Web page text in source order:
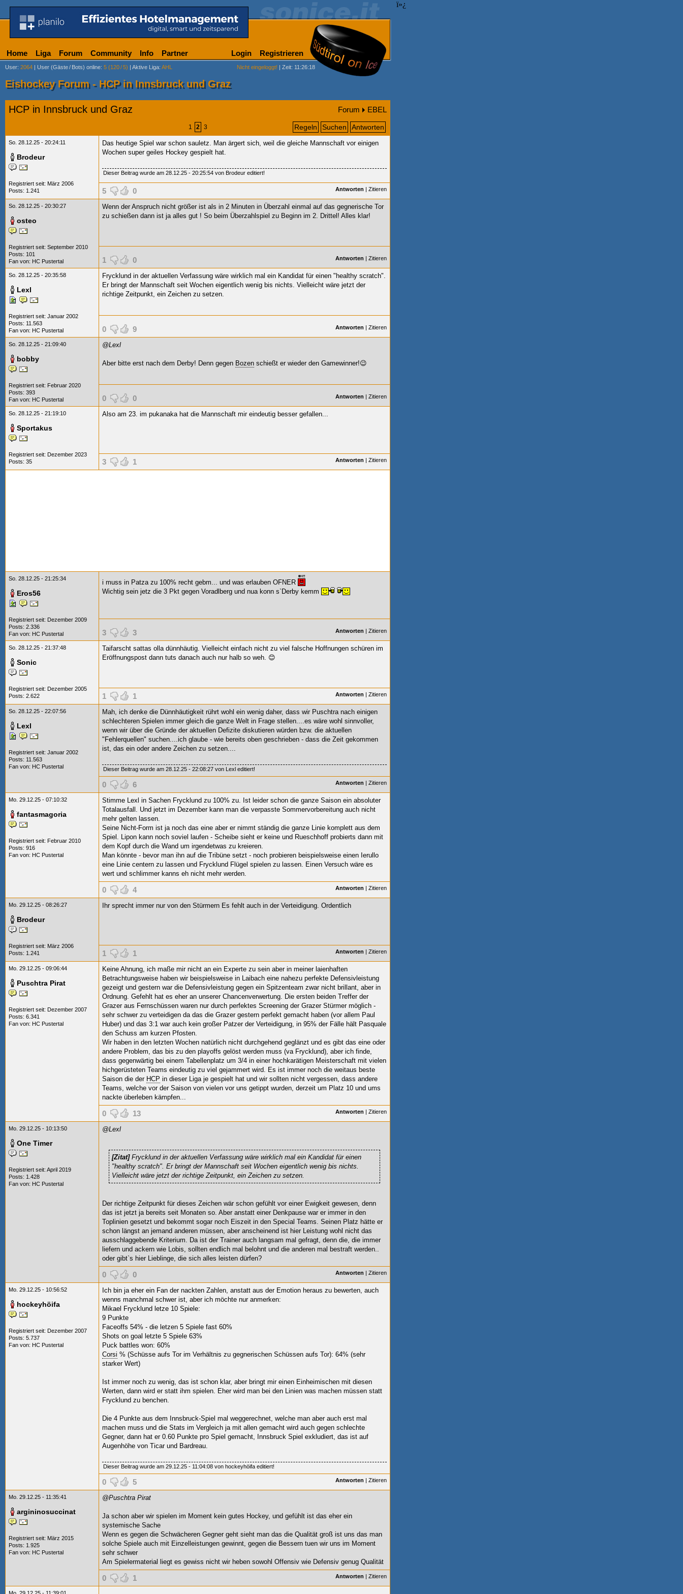
ï»¿
Home Liga Forum Community Info Partner Login Registrieren
User: 2064 | User (Gäste/ Bots) online: 5 (120/5) | Aktive Liga: AHL Nicht eingeloggt! | Zeit: 11:26:18
Eishockey Forum - HCP in Innsbruck und Graz
HCP in Innsbruck und Graz Forum EBEL
1 2 3 Regeln Suchen Antworten
So. 28.12.25 - 20:24:11
Brodeur
Registriert seit: März 2006
Posts: 1.241
Das heutige Spiel war schon sauletz. Man ärgert sich, weil die gleiche Mannschaft vor einigen
Wochen super geiles Hockey gespielt hat.
Dieser Beitrag wurde am 28.12.25 - 20:25:54 von Brodeur editiert!
5 0 Antworten | Zitieren
So. 28.12.25 - 20:30:27
osteo
Registriert seit: September 2010
Posts: 101
Fan von: HC Pustertal
Wenn der Anspruch nicht größer ist als in 2 Minuten in Überzahl einmal auf das gegnerische Tor
zu schießen dann ist ja alles gut ! So beim Überzahlspiel zu Beginn im 2. Drittel! Alles klar!
1 0 Antworten | Zitieren
So. 28.12.25 - 20:35:58
Lexl
Registriert seit: Januar 2002
Posts: 11.563
Fan von: HC Pustertal
Frycklund in der aktuellen Verfassung wäre wirklich mal ein Kandidat für einen "healthy scratch".
Er bringt der Mannschaft seit Wochen eigentlich wenig bis nichts. Vielleicht wäre jetzt der
richtige Zeitpunkt, ein Zeichen zu setzen.
0 9 Antworten | Zitieren
So. 28.12.25 - 21:09:40
bobby
Registriert seit: Februar 2020
Posts: 393
Fan von: HC Pustertal
@Lexl
Aber bitte erst nach dem Derby! Denn gegen Bozen schießt er wieder den Gamewinner!😉
0 0 Antworten | Zitieren
So. 28.12.25 - 21:19:10
Sportakus
Registriert seit: Dezember 2023
Posts: 35
Also am 23. im pukanaka hat die Mannschaft mir eindeutig besser gefallen...
3 1 Antworten | Zitieren
So. 28.12.25 - 21:25:34
Eros56
Registriert seit: Dezember 2009
Posts: 2.336
Fan von: HC Pustertal
i muss in Patza zu 100% recht gebm... und was erlauben OFNER
Wichtig sein jetz die 3 Pkt gegen Voradlberg und nua konn s`Derby kemm
3 3 Antworten | Zitieren
So. 28.12.25 - 21:37:48
Sonic
Registriert seit: Dezember 2005
Posts: 2.622
Taifarscht sattas olla dünnhäutig. Vielleicht einfach nicht zu viel falsche Hoffnungen schüren im
Eröffnungspost dann tuts danach auch nur halb so weh. 😊
1 1 Antworten | Zitieren
So. 28.12.25 - 22:07:56
Lexl
Registriert seit: Januar 2002
Posts: 11.563
Fan von: HC Pustertal
Mah, ich denke die Dünnhäutigkeit rührt wohl ein wenig daher, dass wir Puschtra nach einigen
schlechteren Spielen immer gleich die ganze Welt in Frage stellen....es wäre wohl sinnvoller,
wenn wir über die Gründe der aktuellen Defizite diskutieren würden bzw. die aktuellen
"Fehlerquellen" suchen....ich glaube - wie bereits oben geschrieben - dass die Zeit gekommen
ist, das ein oder andere Zeichen zu setzen....
Dieser Beitrag wurde am 28.12.25 - 22:08:27 von Lexl editiert!
0 6 Antworten | Zitieren
Mo. 29.12.25 - 07:10:32
fantasmagoria
Registriert seit: Februar 2010
Posts: 916
Fan von: HC Pustertal
Stimme Lexl in Sachen Frycklund zu 100% zu. Ist leider schon die ganze Saison ein absoluter
Totalausfall. Und jetzt im Dezember kann man die verpasste Sommervorbereitung auch nicht
mehr gelten lassen.
Seine Nicht-Form ist ja noch das eine aber er nimmt ständig die ganze Linie komplett aus dem
Spiel. Lipon kann noch soviel laufen - Scheibe sieht er keine und Rueschhoff probierts dann mit
dem Kopf durch die Wand um irgendetwas zu kreieren.
Man könnte - bevor man ihn auf die Tribüne setzt - noch probieren beispielsweise einen Ierullo
eine Linie centern zu lassen und Frycklund Flügel spielen zu lassen. Einen Versuch wäre es
wert und schlimmer kanns eh nicht mehr werden.
0 4 Antworten | Zitieren
Mo. 29.12.25 - 08:26:27
Brodeur
Registriert seit: März 2006
Posts: 1.241
Ihr sprecht immer nur von den Stürmern Es fehlt auch in der Verteidigung. Ordentlich
1 1 Antworten | Zitieren
Mo. 29.12.25 - 09:06:44
Puschtra Pirat
Registriert seit: Dezember 2007
Posts: 6.341
Fan von: HC Pustertal
Keine Ahnung, ich maße mir nicht an ein Experte zu sein aber in meiner laienhaften
Betrachtungsweise haben wir beispielsweise in Laibach eine nahezu perfekte Defensivleistung
gezeigt und gestern war die Defensivleistung gegen ein Spitzenteam zwar nicht brillant, aber in
Ordnung. Gefehlt hat es eher an unserer Chancenverwertung. Die ersten beiden Treffer der
Grazer aus Fernschüssen waren nur durch perfektes Screening der Grazer Stürmer möglich -
sehr schwer zu verteidigen da das die Grazer gestern perfekt gemacht haben (vor allem Paul
Huber) und das 3:1 war auch kein großer Patzer der Verteidigung, in 95% der Fälle hält Pasquale
den Schuss am kurzen Pfosten.
Wir haben in den letzten Wochen natürlich nicht durchgehend geglänzt und es gibt das eine oder
andere Problem, das bis zu den playoffs gelöst werden muss (va Frycklund), aber ich finde,
dass gegenwärtig bei einem Tabellenplatz um 3/4 in einer hochkarätigen Meisterschaft mit vielen
hichgerüsteten Teams eindeutig zu viel gejammert wird. Es ist immer noch die weitaus beste
Saison die der HCP in dieser Liga je gespielt hat und wir sollten nicht vergessen, dass andere
Teams, welche vor der Saison von vielen vor uns getippt wurden, derzeit um Platz 10 und ums
nackte überleben kämpfen...
0 13 Antworten | Zitieren
Mo. 29.12.25 - 10:13:50
One Timer
Registriert seit: April 2019
Posts: 1.428
Fan von: HC Pustertal
@Lexl
[Zitat] Frycklund in der aktuellen Verfassung wäre wirklich mal ein Kandidat für einen
"healthy scratch". Er bringt der Mannschaft seit Wochen eigentlich wenig bis nichts.
Vielleicht wäre jetzt der richtige Zeitpunkt, ein Zeichen zu setzen.
Der richtige Zeitpunkt für dieses Zeichen wär schon gefühlt vor einer Ewigkeit gewesen, denn
das ist jetzt ja bereits seit Monaten so. Aber anstatt einer Denkpause war er immer in den
Toplinien gesetzt und bekommt sogar noch Eiszeit in den Special Teams. Seinen Platz hätte er
schon längst an jemand anderen müssen, aber anscheinend ist hier Leistung wohl nicht das
ausschlaggebende Kriterium. Da ist der Trainer auch langsam mal gefragt, denn die, die immer
liefern und ackern wie Lobis, sollten endlich mal belohnt und die anderen mal bestraft werden..
oder gibt`s hier Lieblinge, die sich alles leisten dürfen?
0 0 Antworten | Zitieren
Mo. 29.12.25 - 10:56:52
hockeyhöifa
Registriert seit: Dezember 2007
Posts: 5.737
Fan von: HC Pustertal
Ich bin ja eher ein Fan der nackten Zahlen, anstatt aus der Emotion heraus zu bewerten, auch
wenns manchmal schwer ist, aber ich möchte nur anmerken:
Mikael Frycklund letze 10 Spiele:
9 Punkte
Faceoffs 54% - die letzen 5 Spiele fast 60%
Shots on goal letzte 5 Spiele 63%
Puck battles won: 60%
Corsi % (Schüsse aufs Tor im Verhältnis zu gegnerischen Schüssen aufs Tor): 64% (sehr
starker Wert)
Ist immer noch zu wenig, das ist schon klar, aber bringt mir einen Einheimischen mit diesen
Werten, dann wird er statt ihm spielen. Eher wird man bei den Linien was machen müssen statt
Frycklund zu benchen.
Die 4 Punkte aus dem Innsbruck-Spiel mal weggerechnet, welche man aber auch erst mal
machen muss und die Stats im Vergleich ja mit allen gemacht wird auch gegen schlechte
Gegner, dann hat er 0.60 Punkte pro Spiel gemacht, Innsbruck Spiel exkludiert, das ist auf
Augenhöhe von Ticar und Bardreau.
Dieser Beitrag wurde am 29.12.25 - 11:04:08 von hockeyhöifa editiert!
0 5 Antworten | Zitieren
Mo. 29.12.25 - 11:35:41
argininosuccinat
Registriert seit: März 2015
Posts: 1.925
Fan von: HC Pustertal
@Puschtra Pirat
Ja schon aber wir spielen im Moment kein gutes Hockey, und gefühlt ist das eher ein
systemische Sache
Wenn es gegen die Schwächeren Gegner geht sieht man das die Qualität groß ist uns das man
solche Spiele auch mit Einzelleistungen gewinnt, gegen die Bessern tuen wir uns im Moment
sehr schwer
Am Spielermaterial liegt es gewiss nicht wir heben sowohl Offensiv wie Defensiv genug Qualität
0 1 Antworten | Zitieren